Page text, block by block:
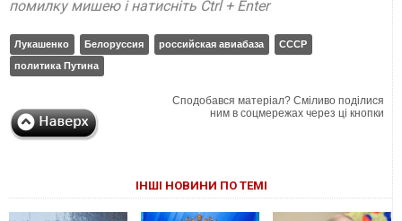
помилку мишею і натисніть Ctrl + Enter
Лукашенко Белоруссия российская авиабаза
СССР
политика Путина
Сподобався матеріал? Сміливо поділися
ним в соцмережах через ці кнопки
ІНШІ НОВИНИ ПО ТЕМІ